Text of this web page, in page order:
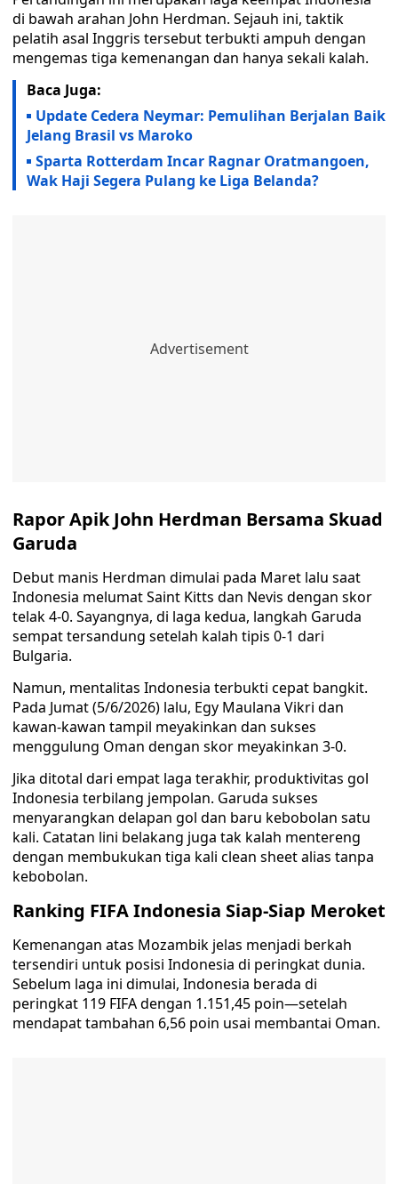
di bawah arahan John Herdman. Sejauh ini, taktik
pelatih asal Inggris tersebut terbukti ampuh dengan
mengemas tiga kemenangan dan hanya sekali kalah.
Baca Juga:
Update Cedera Neymar: Pemulihan Berjalan Baik
Jelang Brasil vs Maroko
Sparta Rotterdam Incar Ragnar Oratmangoen,
Wak Haji Segera Pulang ke Liga Belanda?
Rapor Apik John Herdman Bersama Skuad
Garuda
Debut manis Herdman dimulai pada Maret lalu saat
Indonesia melumat Saint Kitts dan Nevis dengan skor
telak 4-0. Sayangnya, di laga kedua, langkah Garuda
sempat tersandung setelah kalah tipis 0-1 dari
Bulgaria.
Namun, mentalitas Indonesia terbukti cepat bangkit.
Pada Jumat (5/6/2026) lalu, Egy Maulana Vikri dan
kawan-kawan tampil meyakinkan dan sukses
menggulung Oman dengan skor meyakinkan 3-0.
Jika ditotal dari empat laga terakhir, produktivitas gol
Indonesia terbilang jempolan. Garuda sukses
menyarangkan delapan gol dan baru kebobolan satu
kali. Catatan lini belakang juga tak kalah mentereng
dengan membukukan tiga kali clean sheet alias tanpa
kebobolan.
Ranking FIFA Indonesia Siap-Siap Meroket
Kemenangan atas Mozambik jelas menjadi berkah
tersendiri untuk posisi Indonesia di peringkat dunia.
Sebelum laga ini dimulai, Indonesia berada di
peringkat 119 FIFA dengan 1.151,45 poin—setelah
mendapat tambahan 6,56 poin usai membantai Oman.